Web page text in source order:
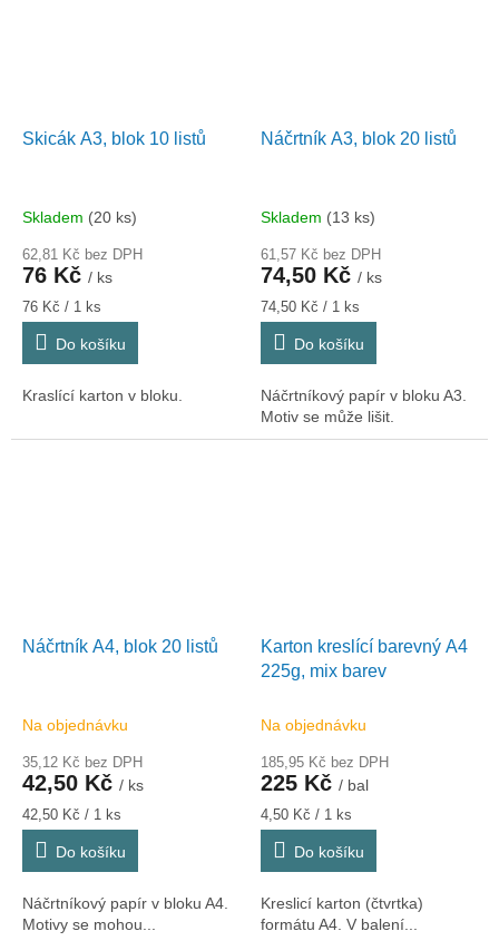
Skicák A3, blok 10 listů
Skladem (20 ks)
62,81 Kč bez DPH
76 Kč / ks
Měrná
cena:
76 Kč / 1 ks
Do košíku
Kraslící karton v bloku.
Náčrtník A3, blok 20 listů
Skladem (13 ks)
61,57 Kč bez DPH
74,50 Kč / ks
Měrná
cena:
74,50 Kč / 1 ks
Do košíku
Náčrtníkový papír v bloku A3.
Motiv se může lišit.
Náčrtník A4, blok 20 listů
Na objednávku
35,12 Kč bez DPH
42,50 Kč / ks
Měrná
cena:
42,50 Kč / 1 ks
Do košíku
Náčrtníkový papír v bloku A4.
Motivy se mohou...
Karton kreslící barevný A4
225g, mix barev
Na objednávku
185,95 Kč bez DPH
225 Kč / bal
Měrná
cena:
4,50 Kč / 1 ks
Do košíku
Kreslicí karton (čtvrtka)
formátu A4. V balení...